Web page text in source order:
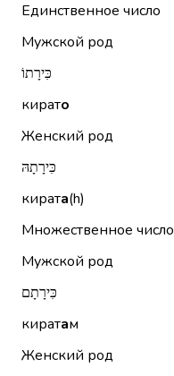
Единственное число
Мужской род
כִּירָתוֹ
кирато
Женский род
כִּירָתָהּ
кирата(h)
Множественное число
Мужской род
כִּירָתָם
киратам
Женский род